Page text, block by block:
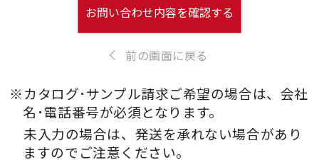
前の画面に戻る
お問い合わせ内容を確認する
※カタログ･サンプル請求ご希望の場合は、会社
名･電話番号が必須となります。
未入力の場合は、発送を承れない場合があり
ますのでご注意ください。